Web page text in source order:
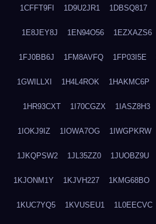
1CFFT9FI 1D9U2JR1 1DBSQ817
1E8JEY8J 1EN94O56 1EZXAZS6
1FJ0BB6J 1FM8AVFQ 1FP03I5E
1GWILLXI 1H4L4ROK 1HAKMC6P
1HR93CXT 1I70CGZX 1IASZ8H3
1IOKJ9IZ 1IOWA7OG 1IWGPKRW
1JKQPSW2 1JL35ZZ0 1JUOBZ9U
1KJONM1Y 1KJVH227 1KMG68BO
1KUC7YQ5 1KVUSEU1 1L0EECVC